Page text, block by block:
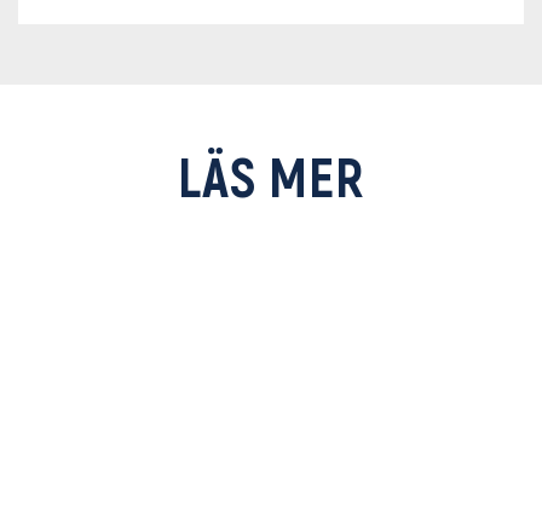
LÄS MER